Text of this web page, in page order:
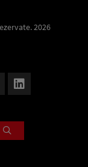
2026